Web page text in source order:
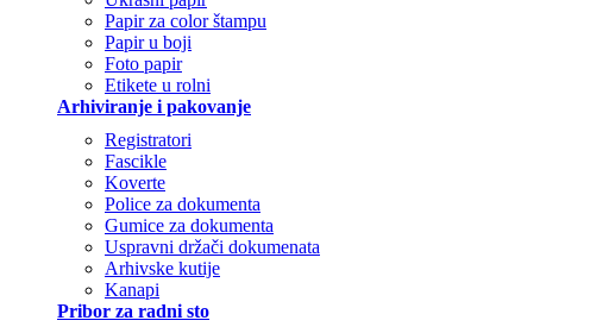
Papir za color štampu
Papir u boji
Foto papir
Etikete u rolni
Arhiviranje i pakovanje
Registratori
Fascikle
Koverte
Police za dokumenta
Gumice za dokumenta
Uspravni držači dokumenata
Arhivske kutije
Kanapi
Pribor za radni sto